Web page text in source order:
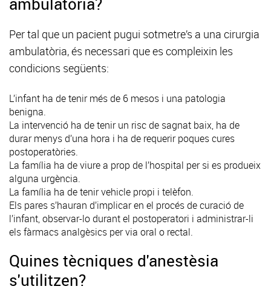
Per tal que un pacient pugui sotmetre’s a una cirurgia
ambulatòria, és necessari que es compleixin les
condicions següents:
L’infant ha de tenir més de 6 mesos i una patologia
benigna.
La intervenció ha de tenir un risc de sagnat baix, ha de
durar menys d’una hora i ha de requerir poques cures
postoperatòries.
La família ha de viure a prop de l’hospital per si es produeix
alguna urgència.
La família ha de tenir vehicle propi i telèfon.
Els pares s’hauran d’implicar en el procés de curació de
l’infant, observar-lo durant el postoperatori i administrar-li
els fàrmacs analgèsics per via oral o rectal.
Quines tècniques d'anestèsia
s'utilitzen?